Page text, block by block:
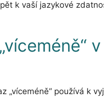
k vaší jazykové
„víceméně“ používá k